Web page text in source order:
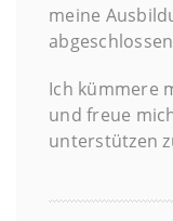
meine
Ich kümmere
und freue
unterstützen